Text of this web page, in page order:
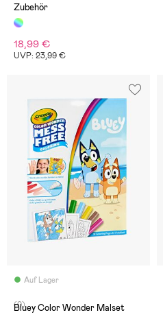
Zubehör
18,99 €
UVP: 23,99 €
Auf Lager
(0)
Bluey Color Wonder Malset